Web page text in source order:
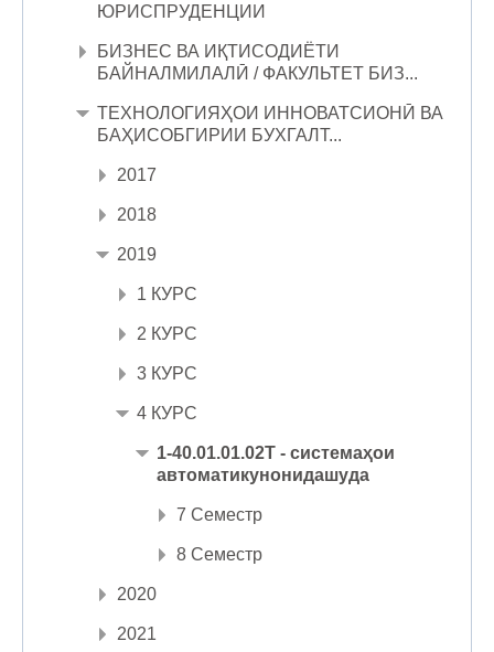
ЮРИСПРУДЕНЦИИ
БИЗНЕС ВА ИҚТИСОДИЁТИ
БАЙНАЛМИЛАЛӢ / ФАКУЛЬТЕТ БИЗ...
ТЕХНОЛОГИЯҲОИ ИННОВАТСИОНӢ ВА
БАҲИСОБГИРИИ БУХГАЛТ...
2017
2018
2019
1 КУРС
2 КУРС
3 КУРС
4 КУРС
1-40.01.01.02Т - системаҳои
автоматикунонидашуда
7 Семестр
8 Семестр
2020
2021